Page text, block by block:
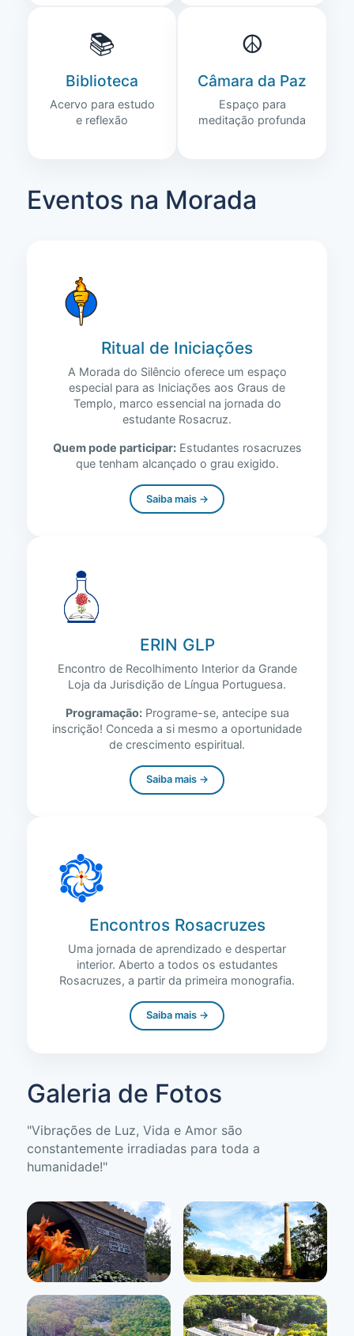
📚
Biblioteca
Acervo para estudo
e reflexão
☮️
Câmara da Paz
Espaço para
meditação profunda
Eventos na Morada
Ritual de Iniciações
A Morada do Silêncio oferece um espaço
especial para as Iniciações aos Graus de
Templo, marco essencial na jornada do
estudante Rosacruz.
Quem pode participar:Estudantes rosacruzes
que tenham alcançado o grau exigido.
Saiba mais →
ERIN GLP
Encontro de Recolhimento Interior da Grande
Loja da Jurisdição de Língua Portuguesa.
Programação:Programe-se, antecipe sua
inscrição! Conceda a si mesmo a oportunidade
de crescimento espiritual.
Saiba mais →
Encontros Rosacruzes
Uma jornada de aprendizado e despertar
interior. Aberto a todos os estudantes
Rosacruzes, a partir da primeira monografia.
Saiba mais →
Galeria de Fotos
"Vibrações de Luz, Vida e Amor são
constantemente irradiadas para toda a
humanidade!"